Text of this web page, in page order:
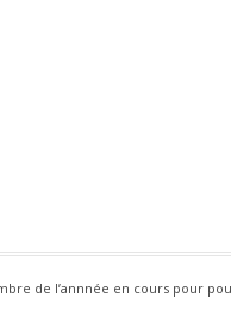
de l’annnée en cours pour